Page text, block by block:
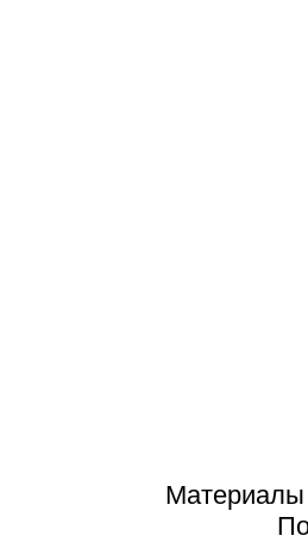
Материалы